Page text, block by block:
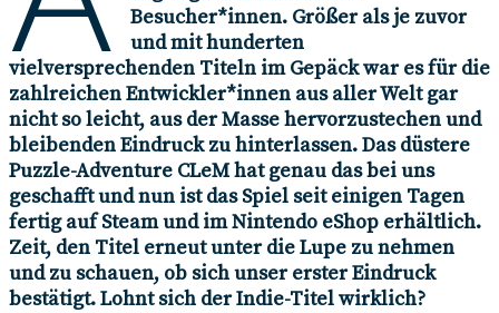
Besucher*innen. Größer als je zuvor
und mit hunderten
vielversprechenden Titeln im Gepäck war es für die
zahlreichen Entwickler*innen aus aller Welt gar
nicht so leicht, aus der Masse hervorzustechen und
bleibenden Eindruck zu hinterlassen. Das düstere
Puzzle-Adventure CLeM hat genau das bei uns
geschafft und nun ist das Spiel seit einigen Tagen
fertig auf Steam und im Nintendo eShop erhältlich.
Zeit, den Titel erneut unter die Lupe zu nehmen
und zu schauen, ob sich unser erster Eindruck
bestätigt. Lohnt sich der Indie-Titel wirklich?